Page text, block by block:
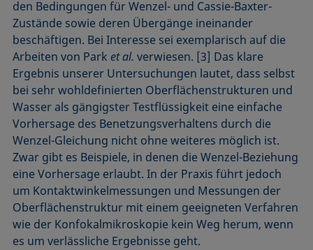
den Bedingungen für Wenzel- und Cassie-Baxter-
Zustände sowie deren Übergänge ineinander
beschäftigen. Bei Interesse sei exemplarisch auf die
Arbeiten von Parket al. verwiesen. [3] Das klare
Ergebnis unserer Untersuchungen lautet, dass selbst
bei sehr wohldefinierten Oberflächenstrukturen und
Wasser als gängigster Testflüssigkeit eine einfache
Vorhersage des Benetzungsverhaltens durch die
Wenzel-Gleichung nicht ohne weiteres möglich ist.
Zwar gibt es Beispiele, in denen die Wenzel-Beziehung
eine Vorhersage erlaubt. In der Praxis führt jedoch
um Kontaktwinkelmessungen und Messungen der
Oberflächenstruktur mit einem geeigneten Verfahren
wie der Konfokalmikroskopie kein Weg herum, wenn
es um verlässliche Ergebnisse geht.